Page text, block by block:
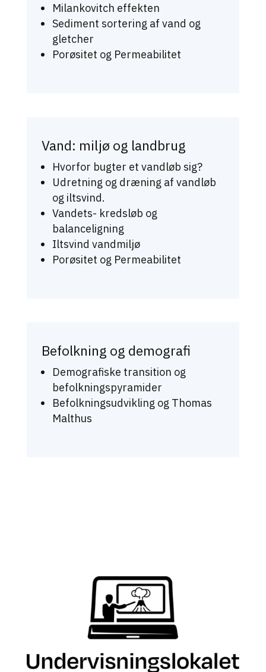
Milankovitch effekten
Sediment sortering af vand og
gletcher
Porøsitet og Permeabilitet
Vand: miljø og landbrug
Hvorfor bugter et vandløb sig?
Udretning og dræning af vandløb
og iltsvind.
Vandets- kredsløb og
balanceligning
Iltsvind vandmiljø
Porøsitet og Permeabilitet
Befolkning og demografi
Demografiske transition og
befolkningspyramider
Befolkningsudvikling og Thomas
Malthus